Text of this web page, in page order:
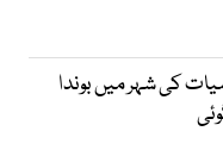
کی شہر میں بوندا